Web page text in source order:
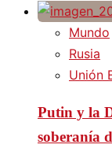
Mundo
Rusia
Unión
Putin y la
soberanía